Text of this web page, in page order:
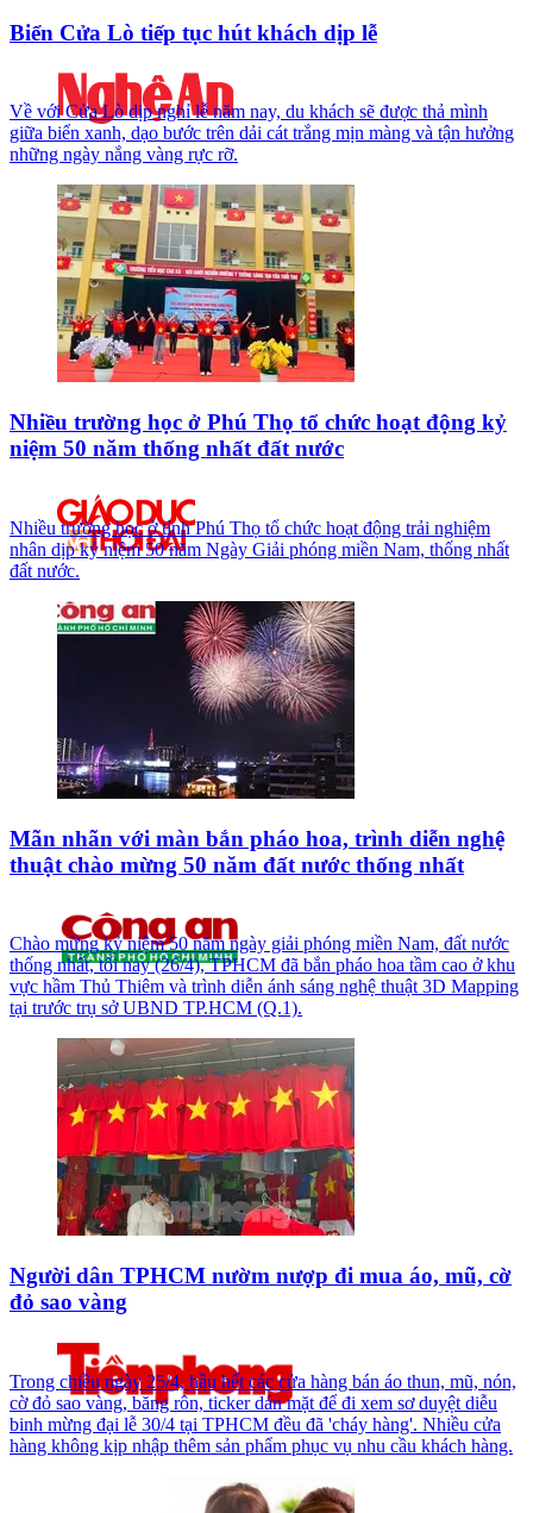
Biển Cửa Lò tiếp tục hút khách dịp lễ
Về với Cửa Lò dịp nghỉ lễ năm nay, du khách sẽ được thả mình
giữa biển xanh, dạo bước trên dải cát trắng mịn màng và tận hưởng
những ngày nắng vàng rực rỡ.
Nhiều trường học ở Phú Thọ tổ chức hoạt động kỷ
niệm 50 năm thống nhất đất nước
Nhiều trường học ở tỉnh Phú Thọ tổ chức hoạt động trải nghiệm
nhân dịp kỷ niệm 50 năm Ngày Giải phóng miền Nam, thống nhất
đất nước.
Mãn nhãn với màn bắn pháo hoa, trình diễn nghệ
thuật chào mừng 50 năm đất nước thống nhất
Chào mừng kỷ niệm 50 năm ngày giải phóng miền Nam, đất nước
thống nhất, tối nay (26/4), TPHCM đã bắn pháo hoa tầm cao ở khu
vực hầm Thủ Thiêm và trình diễn ánh sáng nghệ thuật 3D Mapping
tại trước trụ sở UBND TP.HCM (Q.1).
Người dân TPHCM nườm nượp đi mua áo, mũ, cờ
đỏ sao vàng
Trong chiều ngày 25/4, hầu hết các cửa hàng bán áo thun, mũ, nón,
cờ đỏ sao vàng, băng rôn, ticker dán mặt để đi xem sơ duyệt diễu
binh mừng đại lễ 30/4 tại TPHCM đều đã 'cháy hàng'. Nhiều cửa
hàng không kịp nhập thêm sản phẩm phục vụ nhu cầu khách hàng.